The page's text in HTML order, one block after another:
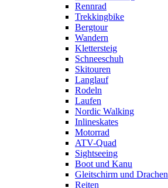
Rennrad
Trekkingbike
Bergtour
Wandern
Klettersteig
Schneeschuh
Skitouren
Langlauf
Rodeln
Laufen
Nordic Walking
Inlineskates
Motorrad
ATV-Quad
Sightseeing
Boot und Kanu
Gleitschirm und Drachen
Reiten